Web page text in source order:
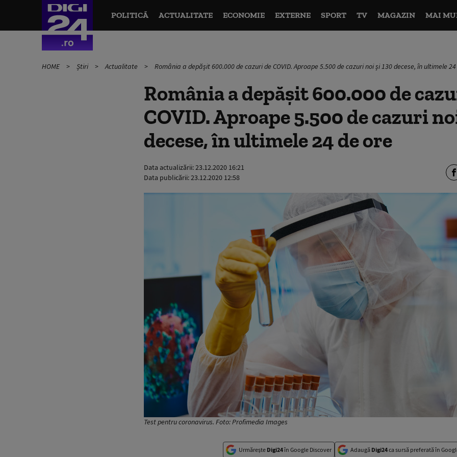
POLITICĂ ACTUALITATE ECONOMIE EXTERNE SPORT TV MAGAZIN MAI
HOME Știri Actualitate România a depășit 600.000 de cazuri de COVID. Aproape 5.500 de cazuri noi și 130 decese, în ultimele
România a depășit 600.000 de
COVID. Aproape 5.500 de cazuri
decese, în ultimele 24 de ore
Data actualizării:23.12.2020 16:21
Data publicării:23.12.2020 12:58
Test pentru coronavirus. Foto: Profimedia Images
Urmărește Digi24în Google Discover Adaugă Digi24ca sursă preferată în